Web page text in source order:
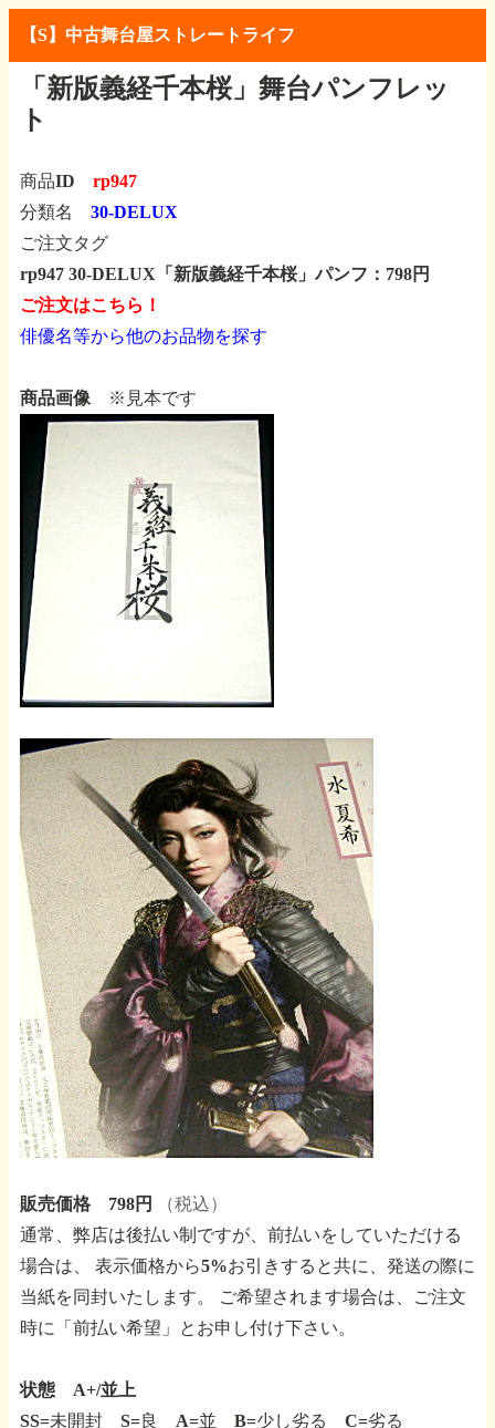
【S】中古舞台屋ストレートライフ
「新版義経千本桜」舞台パンフレッ
ト
商品ID rp947
分類名 30-DELUX
ご注文タグ
rp947 30-DELUX「新版義経千本桜」パンフ：798円
ご注文はこちら！
俳優名等から他のお品物を探す
商品画像 ※見本です
販売価格 798円
（税込）
通常、弊店は後払い制ですが、前払いをしていただける
場合は、
表示価格から5%お引きすると共に、発送の際に
当紙を同封いたします。
ご希望されます場合は、ご注文
時に「前払い希望」とお申し付け下さい。
状態 A+/並上
SS=未開封 S=良 A=並 B=少し劣る C=劣る